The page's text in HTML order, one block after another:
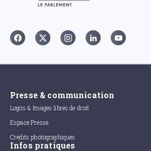
Presse & communication
Logos & Images libres de droit
Espace Presse
Crédits photographiques
Infos pratiques